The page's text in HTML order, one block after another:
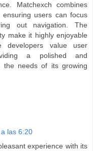
Matchexch combines
ensuring users can focus
out navigation. The
make it highly enjoyable
value user
a polished and
the needs of its growing
las 6:20
experience with its